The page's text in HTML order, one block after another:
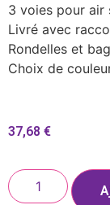
3 voies pour air
Livré avec
Rondelles et
Choix de
37,68 €